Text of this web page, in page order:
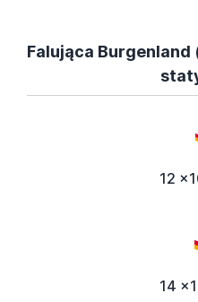
Falująca Burgenland
12
14